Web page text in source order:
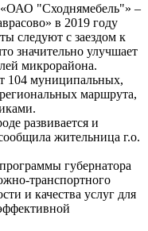
"Сходнямебель"» –
в 2019 году
следуют с заездом к
значительно улучшает
микрорайона.
104 муниципальных,
маршрута,
развивается и
жительница г.о.
губернатора
транспортного
и качества услуг для